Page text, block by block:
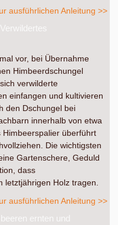
ausführlichen Anleitung >>
vor, bei Übernahme
Himbeerdschungel
verwilderte
einfangen und kultivieren
den Dschungel bei
innerhalb von etwa
überführt
Die wichtigsten
Gartenschere, Geduld
dass
Holz tragen.
ausführlichen Anleitung >>
ernten und